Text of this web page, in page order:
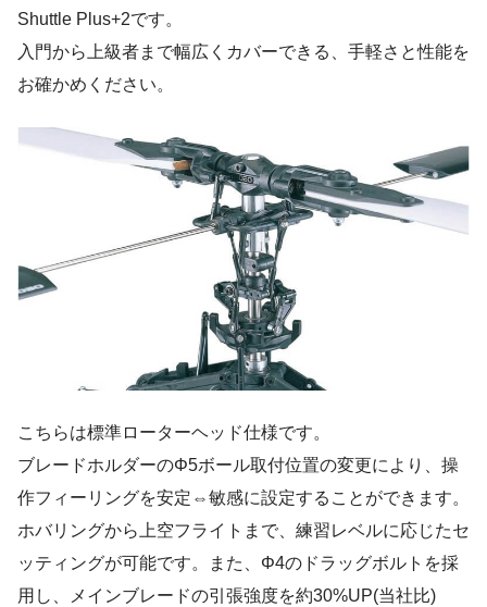
Shuttle Plus+2です。
入門から上級者まで幅広くカバーできる、手軽さと性能を
お確かめください。
こちらは標準ローターヘッド仕様です。
ブレードホルダーのΦ5ボール取付位置の変更により、操
作フィーリングを安定⇔敏感に設定することができます。
ホバリングから上空フライトまで、練習レベルに応じたセ
ッティングが可能です。また、Φ4のドラッグボルトを採
用し、メインブレードの引張強度を約30%UP(当社比)